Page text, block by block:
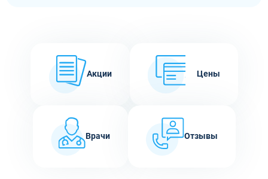
Акции Цены
Врачи Отзывы